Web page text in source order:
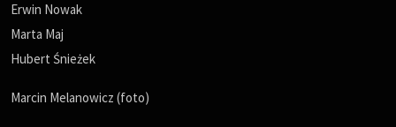
Erwin Nowak
Marta Maj
Hubert Śnieżek
Marcin Melanowicz (foto)